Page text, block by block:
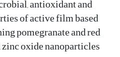
antioxidant and
of active film based
pomegranate and red
oxide nanoparticles